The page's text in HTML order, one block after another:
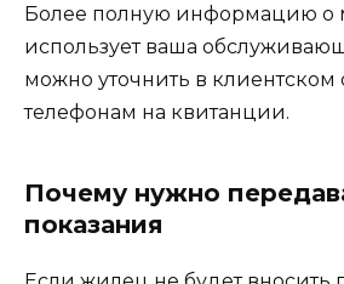
Более полную информацию о
использует ваша
можно уточнить в
телефонам на квитанции.
Почему нужно
показания